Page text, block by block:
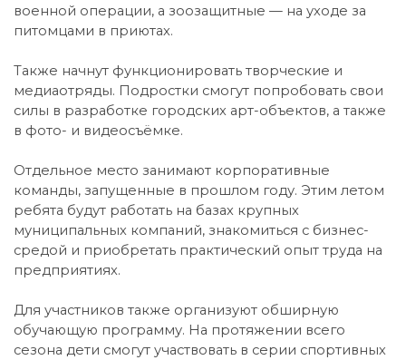
военной операции, а зоозащитные — на уходе за
питомцами в приютах.
Также начнут функционировать творческие и
медиаотряды. Подростки смогут попробовать свои
силы в разработке городских арт-объектов, а также
в фото- и видеосъёмке.
Отдельное место занимают корпоративные
команды, запущенные в прошлом году. Этим летом
ребята будут работать на базах крупных
муниципальных компаний, знакомиться с бизнес-
средой и приобретать практический опыт труда на
предприятиях.
Для участников также организуют обширную
обучающую программу. На протяжении всего
сезона дети смогут участвовать в серии спортивных